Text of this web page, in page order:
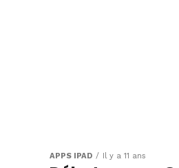
APPS IPAD Il y a 11 ans